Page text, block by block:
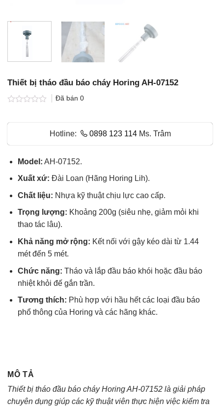
Thiết bị tháo đầu báo cháy Horing AH-07152
hạng
5
Đã bán 0
Hotline: 0898 123 114Ms. Trâm
Model: AH-07152.
Xuất xứ: Đài Loan (Hãng Horing Lih).
Chất liệu: Nhựa kỹ thuật chịu lực cao cấp.
Trọng lượng: Khoảng 200g (siêu nhẹ, giảm mỏi khi
thao tác lâu).
Khả năng mở rộng: Kết nối với gậy kéo dài từ 1.44
mét đến 5 mét.
Chức năng: Tháo và lắp đầu báo khói hoặc đầu báo
nhiệt khỏi đế gắn trần.
Tương thích: Phù hợp với hầu hết các loại đầu báo
phổ thông của Horing và các hãng khác.
MÔ TẢ
Thiết bị tháo đầu báo cháy Horing AH-07152 là giải pháp
chuyên dụng giúp các kỹ thuật viên thực hiện việc kiểm tra